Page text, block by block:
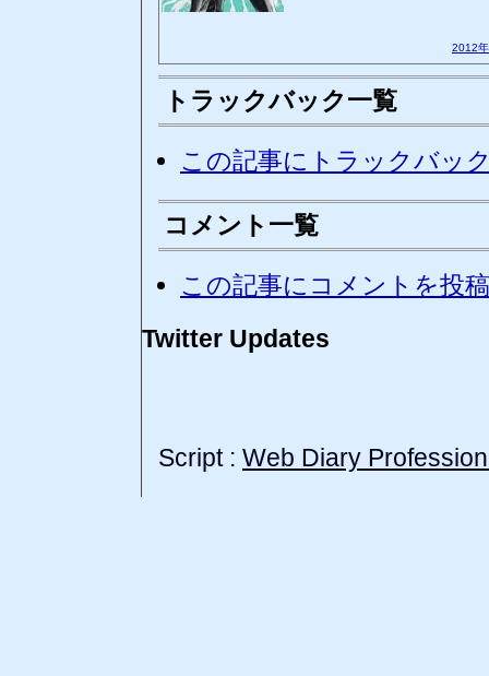
2012
トラックバック一覧
この記事にトラックバッ
コメント一覧
この記事にコメントを投
Twitter Updates
Script : Web Diary